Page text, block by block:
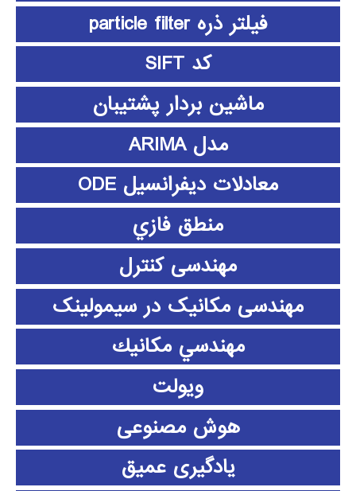
فیلتر ذره particle filter
کد SIFT
ماشین بردار پشتیبان
مدل ARIMA
معادلات دیفرانسیل ODE
منطق فازي
مهندسی کنترل
مهندسی مکانیک در سیمولینک
مهندسي مكانيك
ویولت
هوش مصنوعی
یادگیری عمیق